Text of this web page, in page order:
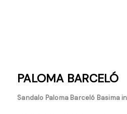
PALOMA BARCELÓ
Sandalo Paloma Barceló Basima